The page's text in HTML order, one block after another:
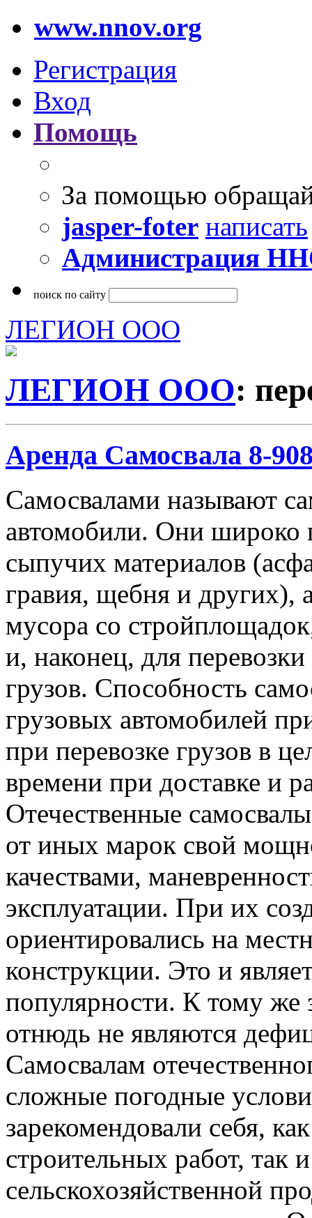
www.nnov.org
Регистрация
Вход
Помощь
За помощью
jasper-foter написать
Администрация
поиск по сайту
ЛЕГИОН ООО
ЛЕГИОН ООО:
Аренда Самосвала 8-
Самосвалами называют
автомобили. Они широко
сыпучих материалов
гравия, щебня и других),
мусора со
и, наконец, для
грузов. Способность
грузовых автомобилей
при перевозке грузов в
времени при доставке и
Отечественные
от иных марок свой
качествами,
эксплуатации. При их
ориентировались на
конструкции. Это и
популярности. К тому же
отнюдь не являются
Самосвалам
сложные погодные
зарекомендовали себя,
строительных работ, так
сельскохозяйственной